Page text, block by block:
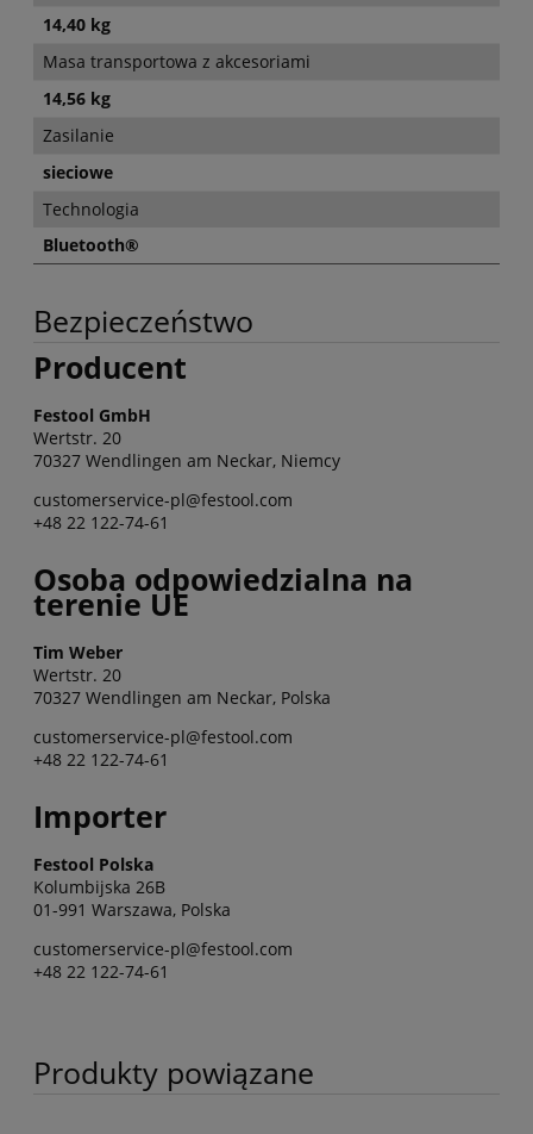
14,40 kg
Masa transportowa z akcesoriami
14,56 kg
Zasilanie
sieciowe
Technologia
Bluetooth®
Bezpieczeństwo
Producent
Festool GmbH
Wertstr. 20
70327 Wendlingen am Neckar, Niemcy
customerservice-pl@festool.com
+48 22 122-74-61
Osoba odpowiedzialna na
terenie UE
Tim Weber
Wertstr. 20
70327 Wendlingen am Neckar, Polska
customerservice-pl@festool.com
+48 22 122-74-61
Importer
Festool Polska
Kolumbijska 26B
01-991 Warszawa, Polska
customerservice-pl@festool.com
+48 22 122-74-61
Produkty powiązane